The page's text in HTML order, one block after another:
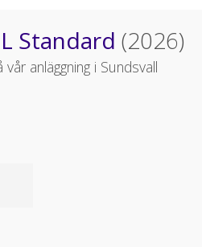
Standard (2026)
anläggning i Sundsvall